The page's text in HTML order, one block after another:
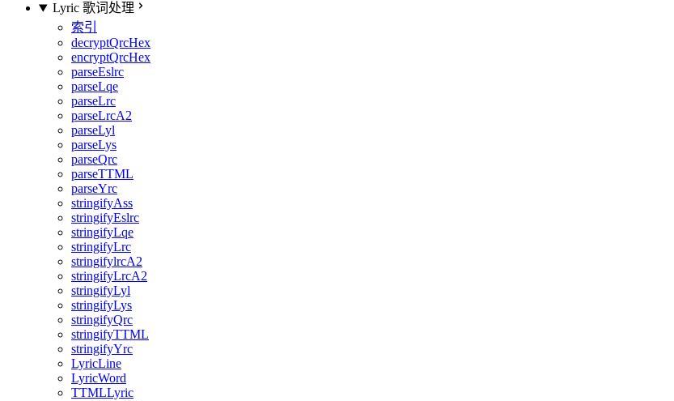
Lyric 歌词处理
索引
decryptQrcHex
encryptQrcHex
parseEslrc
parseLqe
parseLrc
parseLrcA2
parseLyl
parseLys
parseQrc
parseTTML
parseYrc
stringifyAss
stringifyEslrc
stringifyLqe
stringifyLrc
stringifylrcA2
stringifyLrcA2
stringifyLyl
stringifyLys
stringifyQrc
stringifyTTML
stringifyYrc
LyricLine
LyricWord
TTMLLyric